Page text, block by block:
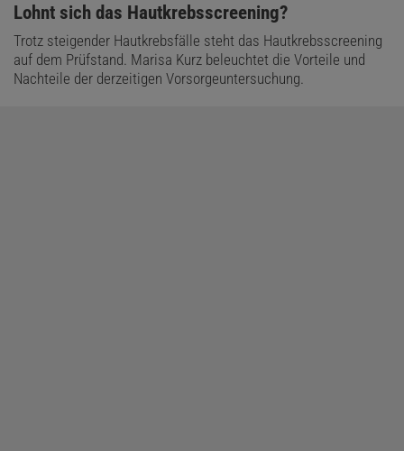
:
Lohnt sich das Hautkrebsscreening?
Trotz steigender Hautkrebsfälle steht das Hautkrebsscreening
auf dem Prüfstand. Marisa Kurz beleuchtet die Vorteile und
Nachteile der derzeitigen Vorsorgeuntersuchung.